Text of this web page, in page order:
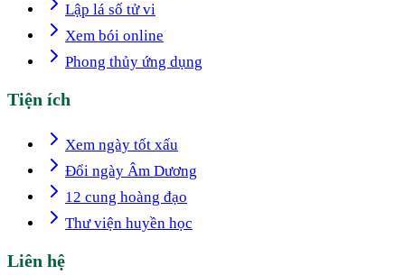
Lập lá số tử vi
Xem bói online
Phong thủy ứng dụng
Tiện ích
Xem ngày tốt xấu
Đổi ngày Âm Dương
12 cung hoàng đạo
Thư viện huyền học
Liên hệ